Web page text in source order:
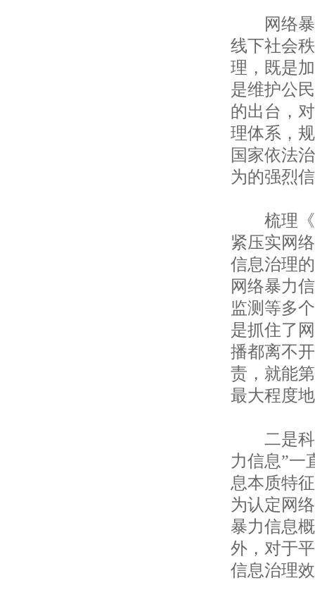
网络暴
线下社会
理，既是
是维护公
的出台，
理体系，
国家依法
为的强烈
梳理《
紧压实网
信息治理
网络暴力
监测等多
是抓住了
播都离不
责，就能
最大程度
二是科
力信息”一
息本质特
为认定网
暴力信息
外，对于
信息治理